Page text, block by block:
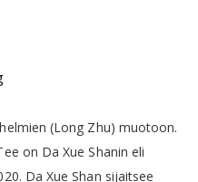
(Long Zhu) muotoon.
on Da Xue Shanin eli
Da Xue Shan sijaitsee